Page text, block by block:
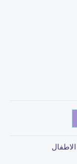
الاطفال